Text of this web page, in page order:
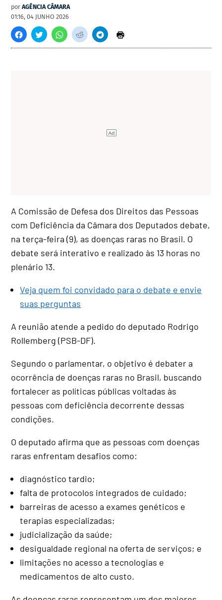
por AGÊNCIA CÂMARA
01:16, 04 JUNHO 2026
A Comissão de Defesa dos Direitos das Pessoas
com Deficiência da Câmara dos Deputados debate,
na terça-feira (9), as doenças raras no Brasil. O
debate será interativo e realizado às 13 horas no
plenário 13.
Veja quem foi convidado para o debate e envie
suas perguntas
A reunião atende a pedido do deputado Rodrigo
Rollemberg (PSB-DF).
Segundo o parlamentar, o objetivo é debater a
ocorrência de doenças raras no Brasil, buscando
fortalecer as políticas públicas voltadas às
pessoas com deficiência decorrente dessas
condições.
O deputado afirma que as pessoas com doenças
raras enfrentam desafios como:
diagnóstico tardio;
falta de protocolos integrados de cuidado;
barreiras de acesso a exames genéticos e
terapias especializadas;
judicialização da saúde;
desigualdade regional na oferta de serviços; e
limitações no acesso a tecnologias e
medicamentos de alto custo.